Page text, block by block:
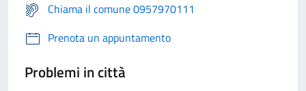
Chiama il comune 0957970111
Prenota un appuntamento
Problemi in città